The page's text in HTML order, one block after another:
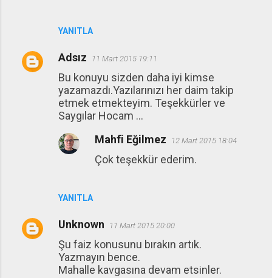
YANITLA
Adsız 11 Mart 2015 19:11
Bu konuyu sizden daha iyi kimse
yazamazdı.Yazılarınızı her daim takip
etmek etmekteyim. Teşekkürler ve
Saygılar Hocam ...
YANITLA
Mahfi Eğilmez 12 Mart 2015 18:04
Çok teşekkür ederim.
Unknown 11 Mart 2015 20:00
Şu faiz konusunu bırakın artık.
Yazmayın bence.
Mahalle kavgasına devam etsinler.